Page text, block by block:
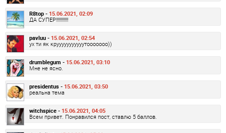
R8top - 15.06.2021, 02:09
ДА СУПЕР!!!!!!!!!!!!
pavluu - 15.06.2021, 02:54
ух ти як крууууууууууутооооооо))
drumblegum - 15.06.2021, 03:10
Мне не ясно.
presidentus - 15.06.2021, 03:50
реальна тема
witchspice - 15.06.2021, 04:05
Всем привет. Понравился пост, ставлю 5 баллов.